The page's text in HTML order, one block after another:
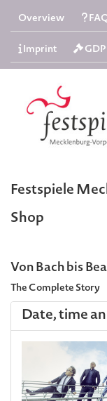
Overview
Imprint
Festspiele
Shop
Von Bach bis
The Complete Story
Date, time